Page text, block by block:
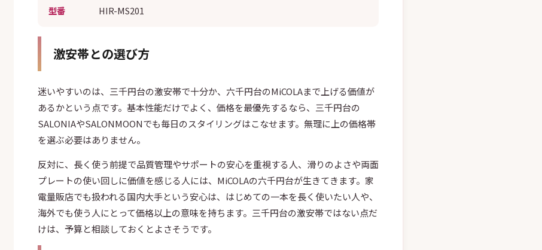
型番
HIR-MS201
激安帯との選び方
迷いやすいのは、三千円台の激安帯で十分か、六千円台のMiCOLAまで上げる価値が
あるかという点です。基本性能だけでよく、価格を最優先するなら、三千円台の
SALONIAやSALONMOONでも毎日のスタイリングはこなせます。無理に上の価格帯
を選ぶ必要はありません。
反対に、長く使う前提で品質管理やサポートの安心を重視する人、滑りのよさや両面
プレートの使い回しに価値を感じる人には、MiCOLAの六千円台が生きてきます。家
電量販店でも扱われる国内大手という安心は、はじめての一本を長く使いたい人や、
海外でも使う人にとって価格以上の意味を持ちます。三千円台の激安帯ではない点だ
けは、予算と相談しておくとよさそうです。